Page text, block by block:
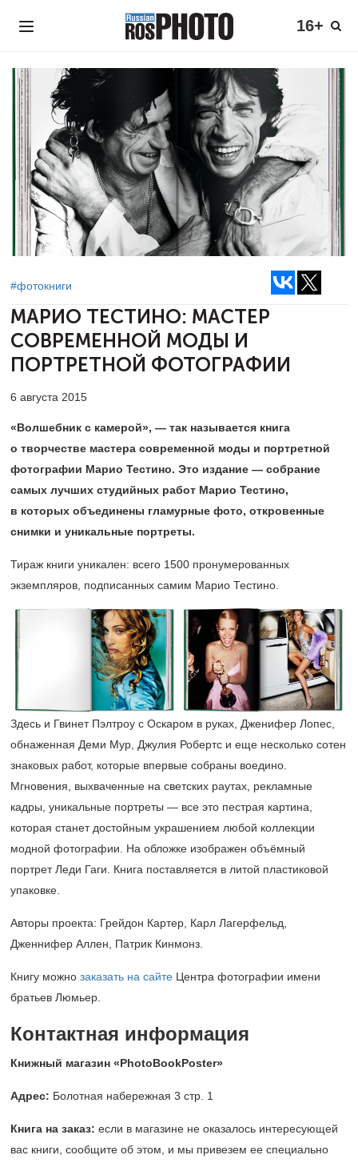
16+
#фотокниги
МАРИО ТЕСТИНО: МАСТЕР
СОВРЕМЕННОЙ МОДЫ И
ПОРТРЕТНОЙ ФОТОГРАФИИ
6 августа 2015
«Волшебник с камерой», — так называется книга
о творчестве мастера современной моды и портретной
фотографии Марио Тестино. Это издание — собрание
самых лучших студийных работ Марио Тестино,
в которых объединены гламурные фото, откровенные
снимки и уникальные портреты.
Тираж книги уникален: всего 1500 пронумерованных
экземпляров, подписанных самим Марио Тестино.
Здесь и Гвинет Пэлтроу с Оскаром в руках, Дженифер Лопес,
обнаженная Деми Мур, Джулия Робертс и еще несколько сотен
знаковых работ, которые впервые собраны воедино.
Мгновения, выхваченные на светских раутах, рекламные
кадры, уникальные портреты — все это пестрая картина,
которая станет достойным украшением любой коллекции
модной фотографии. На обложке изображен объёмный
портрет Леди Гаги. Книга поставляется в литой пластиковой
упаковке.
Авторы проекта: Грейдон Картер, Карл Лагерфельд,
Дженнифер Аллен, Патрик Кинмонз.
Книгу можно заказать на сайте Центра фотографии имени
братьев Люмьер.
Контактная информация
Книжный магазин «PhotoBookPoster»
Адрес: Болотная набережная 3 стр. 1
Книга на заказ: если в магазине не оказалось интересующей
вас книги, сообщите об этом, и мы привезем ее специально